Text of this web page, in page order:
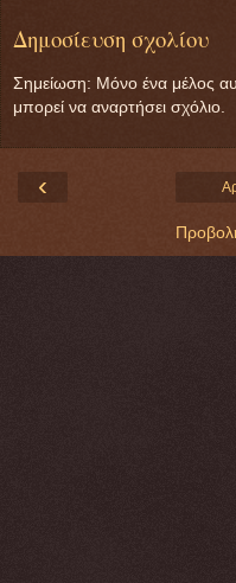
Δημοσίευση σχολίου
Σημείωση: Μόνο ένα μέλος
μπορεί να αναρτήσει σχόλιο.
‹